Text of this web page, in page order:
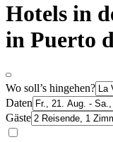
Hotels in
in Puerto
Wo soll’s hingehen?
Daten
Gäste